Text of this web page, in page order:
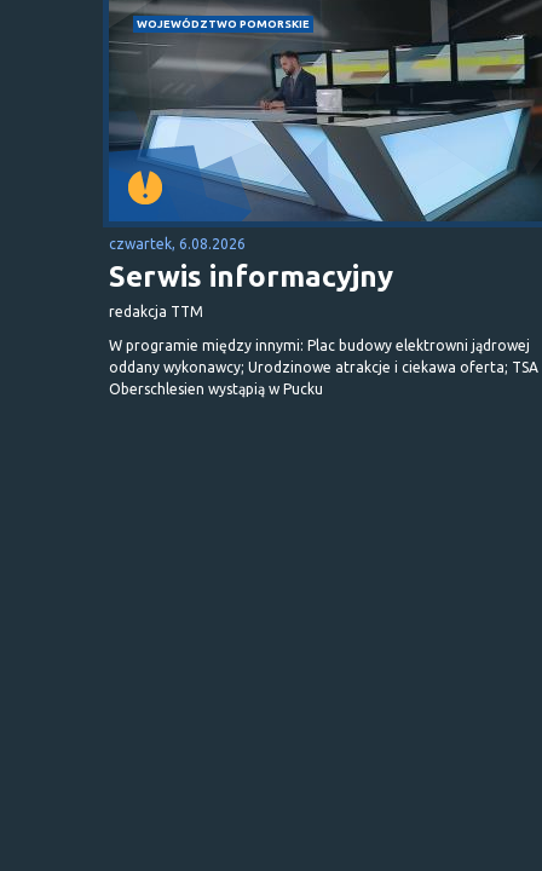
WOJEWÓDZTWO POMORSKIE
czwartek, 6.08.2026
Serwis informacyjny
redakcja TTM
W programie między innymi: Plac budowy elektrowni jądrowej
oddany wykonawcy; Urodzinowe atrakcje i ciekawa oferta; TSA
Oberschlesien wystąpią w Pucku